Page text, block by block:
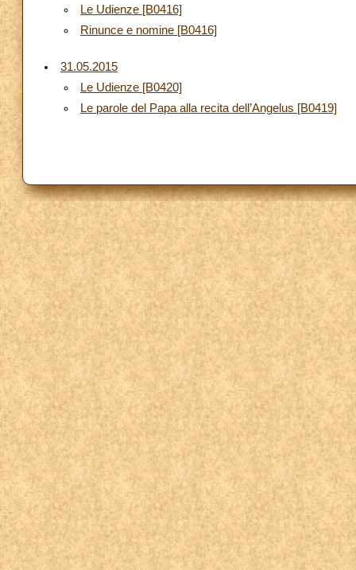
Le Udienze [B0416]
Rinunce e nomine [B0416]
31.05.2015
Le Udienze [B0420]
Le parole del Papa alla recita dell’Angelus [B0419]